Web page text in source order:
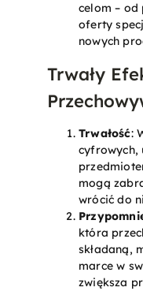
celom – od
oferty
nowych
Trwały
Trwałość:
cyfrowych,
mogą
wrócić do
która
składaną,
marce w
zwiększa